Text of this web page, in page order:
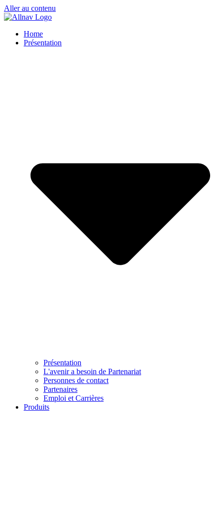
Aller au contenu
Home
Présentation
Présentation
L'avenir a besoin de Partenariat
Personnes de contact
Partenaires
Emploi et Carrières
Produits